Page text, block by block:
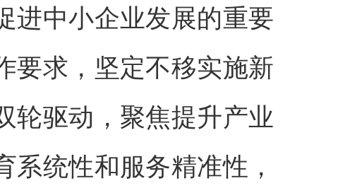
进中小企业发展的重要
要求，坚定不移实施新
轮驱动，聚焦提升产业
统性和服务精准性，